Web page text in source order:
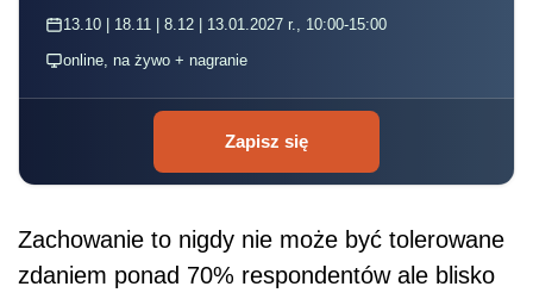
13.10 | 18.11 | 8.12 | 13.01.2027 r., 10:00-15:00
online, na żywo + nagranie
Zapisz się
Zachowanie to nigdy nie może być tolerowane
zdaniem ponad 70% respondentów ale blisko